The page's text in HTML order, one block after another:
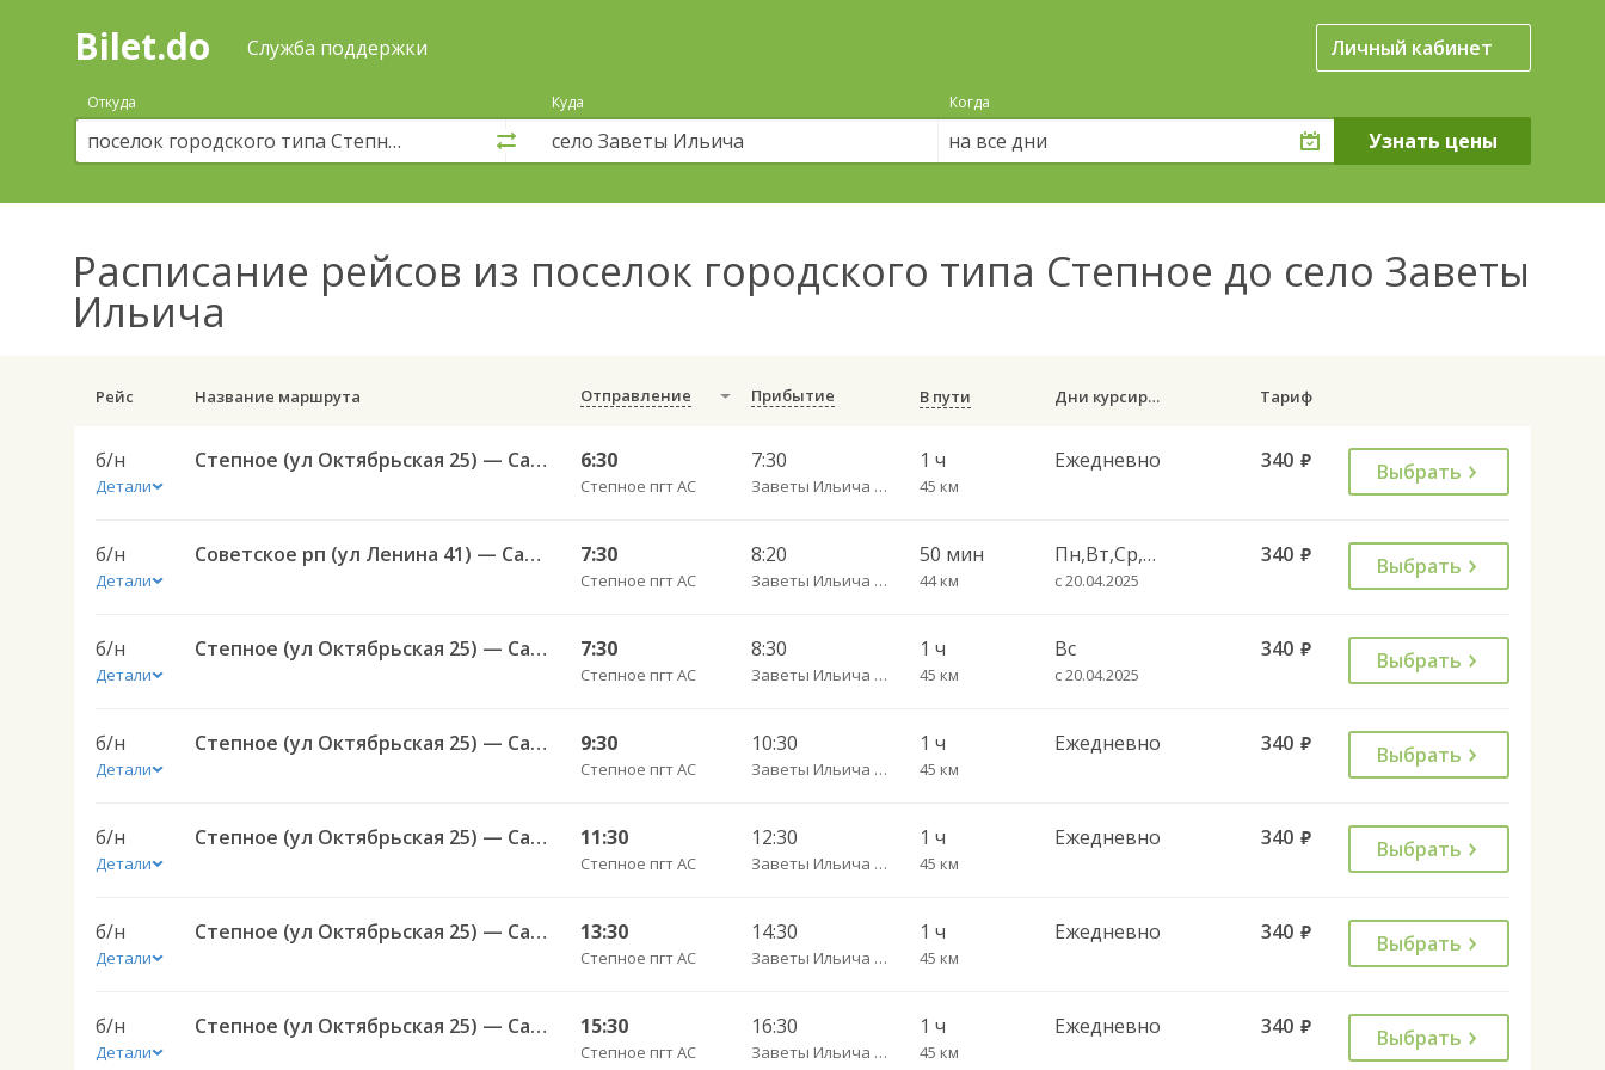
Поиск
покупка
билетов
автобус
онлайн
Bilet.do Служба поддержки Личный кабинет
Откуда Куда Когда
на все дни
Расписание рейсов из поселок городского типа Степное до село Заветы
Ильича
Рейс Название маршрута Отправление Прибытие В пути Дни курсирования Тариф
б/н
Детали
Степное (ул Октябрьская 25) — Саратов АВ Центральный (ул им Пугачева 179 А) 6:30
Степное пгт АС
7:30
Заветы Ильича с. пов.
1 ч
45 км
Ежедневно 340 руб. Выбрать
б/н
Детали
Советское рп (ул Ленина 41) — Саратов АВ Центральный (ул им Пугачева 179 А) 7:30
Степное пгт АС
8:20
Заветы Ильича с. пов.
50 мин
44 км
Пн,Вт,Ср,Чт,Пт,Сб
с 20.04.2025
340 руб. Выбрать
б/н
Детали
Степное (ул Октябрьская 25) — Саратов АВ Центральный (ул им Пугачева 179 А) 7:30
Степное пгт АС
8:30
Заветы Ильича с. пов.
1 ч
45 км
Вс
с 20.04.2025
340 руб. Выбрать
б/н
Детали
Степное (ул Октябрьская 25) — Саратов АВ Центральный (ул им Пугачева 179 А) 9:30
Степное пгт АС
10:30
Заветы Ильича с. пов.
1 ч
45 км
Ежедневно 340 руб. Выбрать
б/н
Детали
Степное (ул Октябрьская 25) — Саратов АВ Центральный (ул им Пугачева 179 А) 11:30
Степное пгт АС
12:30
Заветы Ильича с. пов.
1 ч
45 км
Ежедневно 340 руб. Выбрать
б/н
Детали
Степное (ул Октябрьская 25) — Саратов АВ Центральный (ул им Пугачева 179 А) 13:30
Степное пгт АС
14:30
Заветы Ильича с. пов.
1 ч
45 км
Ежедневно 340 руб. Выбрать
б/н
Детали
Степное (ул Октябрьская 25) — Саратов АВ Центральный (ул им Пугачева 179 А) 15:30
Степное пгт АС
16:30
Заветы Ильича с. пов.
1 ч
45 км
Ежедневно 340 руб. Выбрать